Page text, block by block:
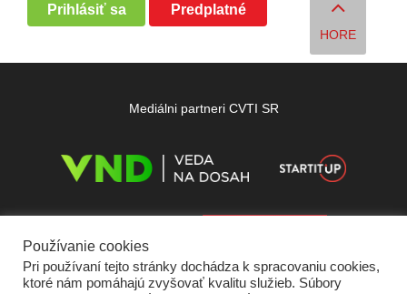
Prihlásiť sa Predplatné
HORE
Mediálni partneri CVTI SR
Používanie cookies
Pri používaní tejto stránky dochádza k spracovaniu cookies,
ktoré nám pomáhajú zvyšovať kvalitu služieb. Súbory